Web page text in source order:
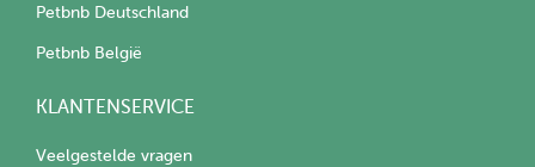
Petbnb Deutschland
Petbnb België
KLANTENSERVICE
Veelgestelde vragen